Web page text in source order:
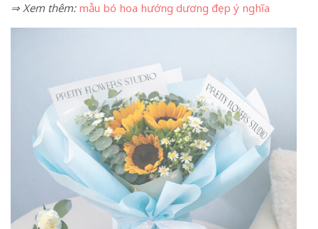
⇒ Xem thêm: mẫu bó hoa hướng dương đẹp ý nghĩa